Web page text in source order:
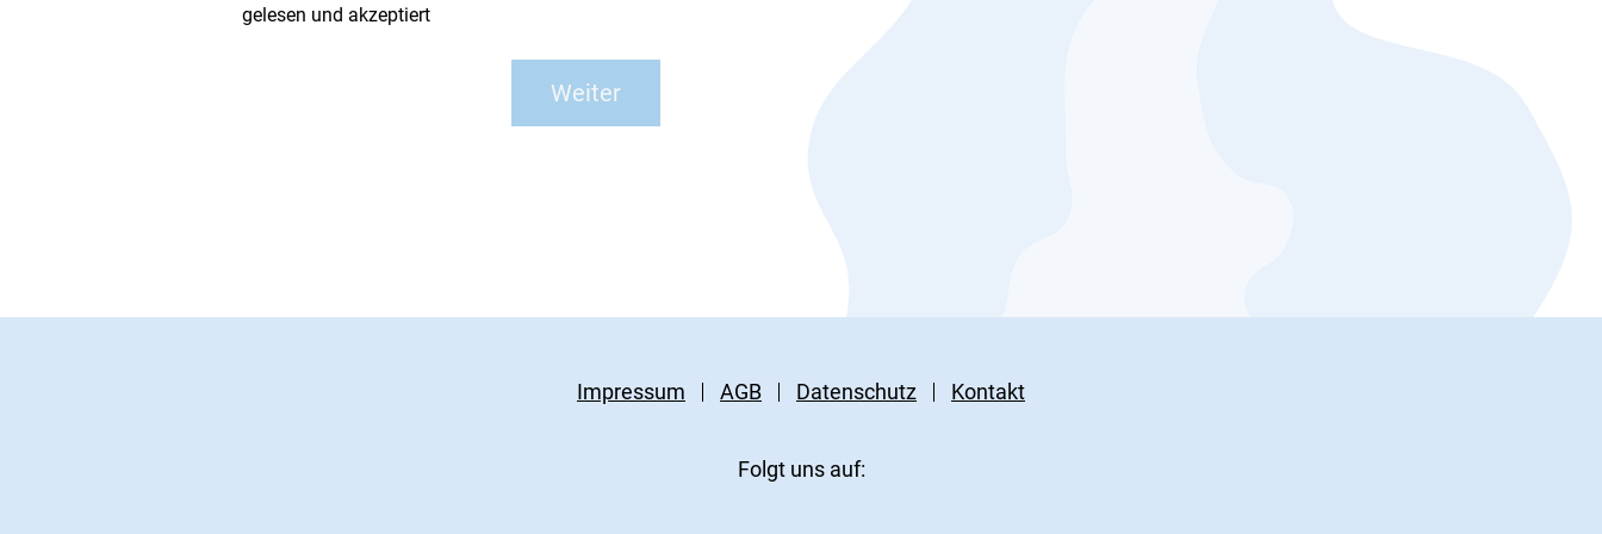
gelesen und akzeptiert
Impressum AGB Datenschutz Kontakt
Folgt uns auf: